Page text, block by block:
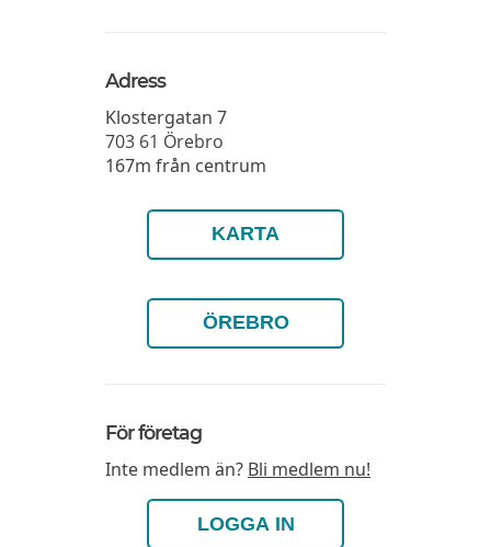
Adress
Klostergatan 7
703 61 Örebro
167m från centrum
KARTA
ÖREBRO
För företag
Inte medlem än? Bli medlem nu!
LOGGA IN